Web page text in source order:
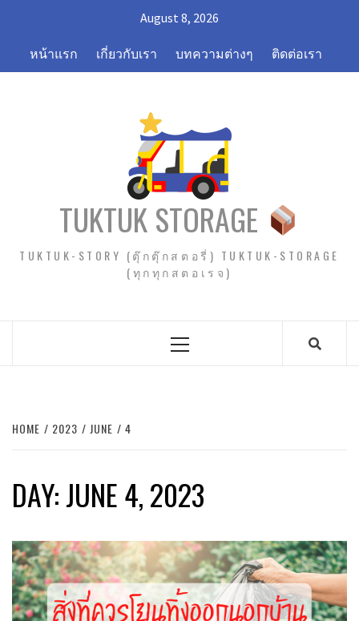
content
August 8, 2026
หน้าแรก เกี่ยวกับเรา บทความต่างๆ ติดต่อเรา
TUKTUK STORAGE
TUKTUK-STORY (ตุ๊กตุ๊กสตอรี่) TUKTUK-STORAGE
(ทุกทุกสตอเรจ)
Primary
HOME 2023 JUNE 4
DAY:JUNE 4, 2023